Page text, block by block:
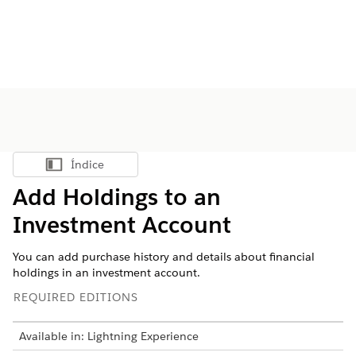
Mostrar índice
Índice
Add Holdings to an
Investment Account
You can add purchase history and details about financial
holdings in an investment account.
REQUIRED EDITIONS
Available in: Lightning Experience